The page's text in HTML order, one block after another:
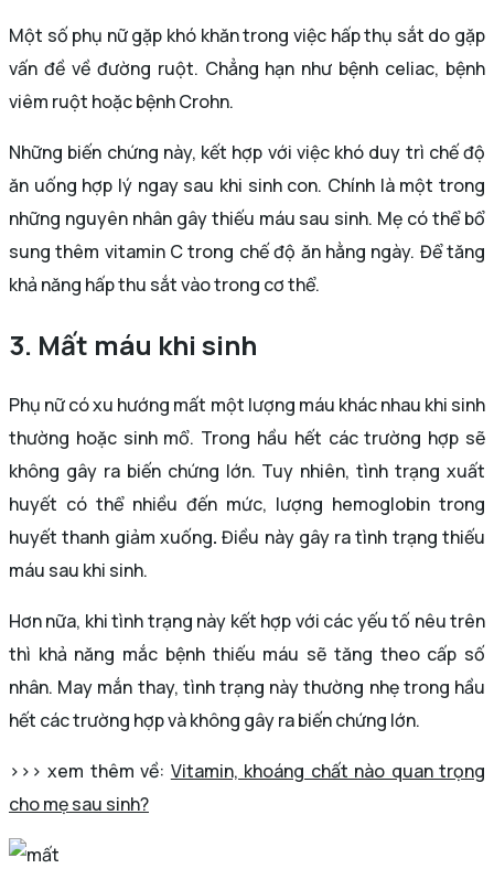
Một số phụ nữ gặp khó khăn trong việc hấp thụ sắt do gặp
vấn đề về đường ruột. Chẳng hạn như bệnh celiac, bệnh
viêm ruột hoặc bệnh Crohn.
Những biến chứng này, kết hợp với việc khó duy trì chế độ
ăn uống hợp lý ngay sau khi sinh con. Chính là một trong
những nguyên nhân gây thiếu máu sau sinh. Mẹ có thể bổ
sung thêm vitamin C trong chế độ ăn hằng ngày. Để tăng
khả năng hấp thu sắt vào trong cơ thể.
3. Mất máu khi sinh
Phụ nữ có xu hướng mất một lượng máu khác nhau khi sinh
thường hoặc sinh mổ. Trong hầu hết các trường hợp sẽ
không gây ra biến chứng lớn. Tuy nhiên, tình trạng xuất
huyết có thể nhiều đến mức, lượng hemoglobin trong
huyết thanh giảm xuống. Điều này gây ra tình trạng thiếu
máu sau khi sinh.
Hơn nữa, khi tình trạng này kết hợp với các yếu tố nêu trên
thì khả năng mắc bệnh thiếu máu sẽ tăng theo cấp số
nhân. May mắn thay, tình trạng này thường nhẹ trong hầu
hết các trường hợp và không gây ra biến chứng lớn.
>>> xem thêm về: Vitamin, khoáng chất nào quan trọng
cho mẹ sau sinh?